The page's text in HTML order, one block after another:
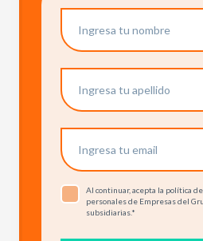
Al continuar, acepta la política
personales de Empresas del
subsidiarias.*